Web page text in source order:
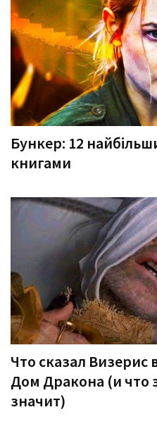
Бункер: 12
книгами
Что сказал Визерис
Дом Дракона (и что
значит)